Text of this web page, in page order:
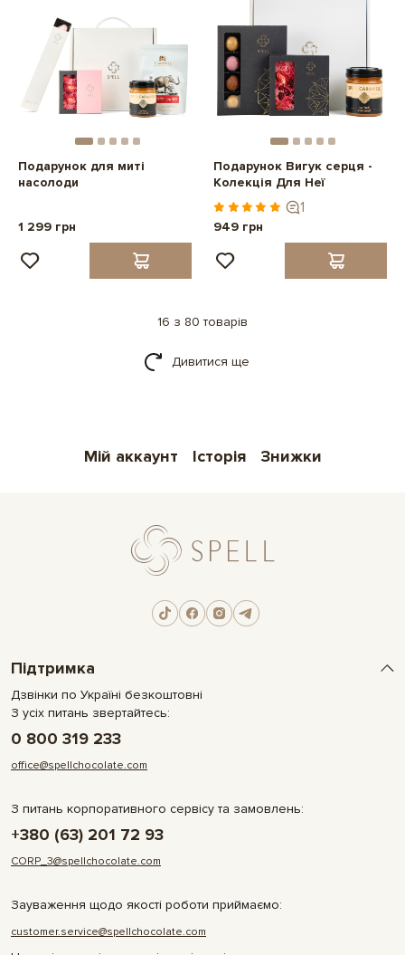
Подарунок для миті
насолоди
1 299 грн
Подарунок Вигук серця -
Колекція Для Неї
1
949 грн
16 з 80 товарів
Дивитися ще
Мій аккаунт Історія Знижки
Підтримка
Дзвінки по Україні безкоштовні
З усіх питань звертайтесь:
0 800 319 233
office@spellchocolate.com
З питань корпоративного сервісу та замовлень:
+380 (63) 201 72 93
CORP_3@spellchocolate.com
Зауваження щодо якості роботи приймаємо:
customer.service@spellchocolate.com